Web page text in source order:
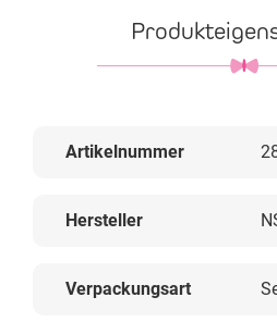
Artikelnummer
Hersteller
Verpackungsart